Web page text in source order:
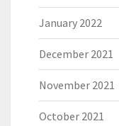
January 2022
December 2021
November 2021
October 2021